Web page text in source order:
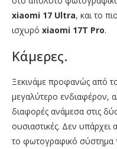
xiaomi 17 Ultra, και το
ισχυρό xiaomi 17T Pro.
Κάμερες.
Ξεκινάμε προφανώς από
μεγαλύτερο ενδιαφέρον,
διαφορές ανάμεσα στις
ουσιαστικές. Δεν υπάρχει
το φωτογραφικό σύστημα